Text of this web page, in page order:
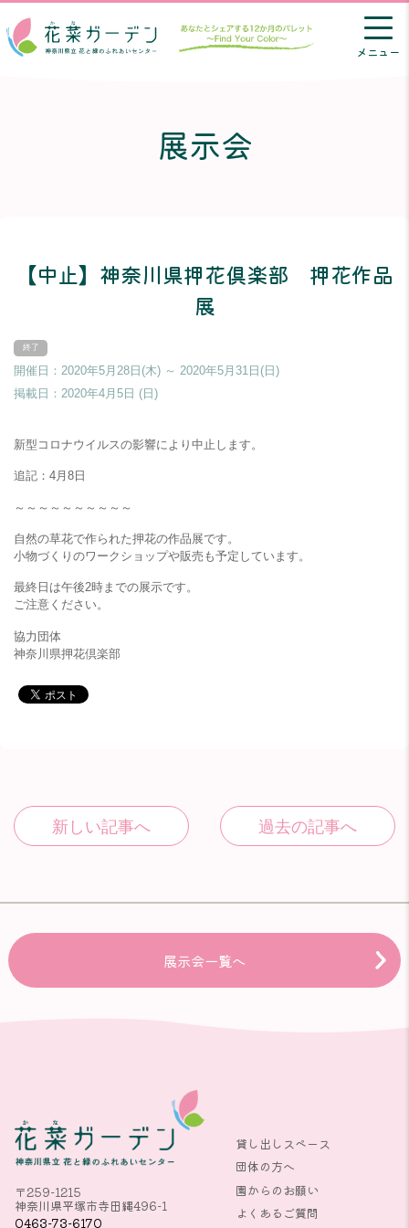
メニュー
展示会
【中止】神奈川県押花倶楽部 押花作品
展
開催日：2020年5月28日(木) ～ 2020年5月31日(日)
掲載日： 2020年4月5日 (日)
新型コロナウイルスの影響により中止します。
追記：4月8日
～～～～～～～～～～
自然の草花で作られた押花の作品展です。
小物づくりのワークショップや販売も予定しています。
最終日は午後2時までの展示です。
ご注意ください。
協力団体
神奈川県押花倶楽部
展示会一覧へ
〒259-1215
神奈川県平塚市寺田縄496-1
0463-73-6170
貸し出しスペース
団体の方へ
園からのお願い
よくあるご質問